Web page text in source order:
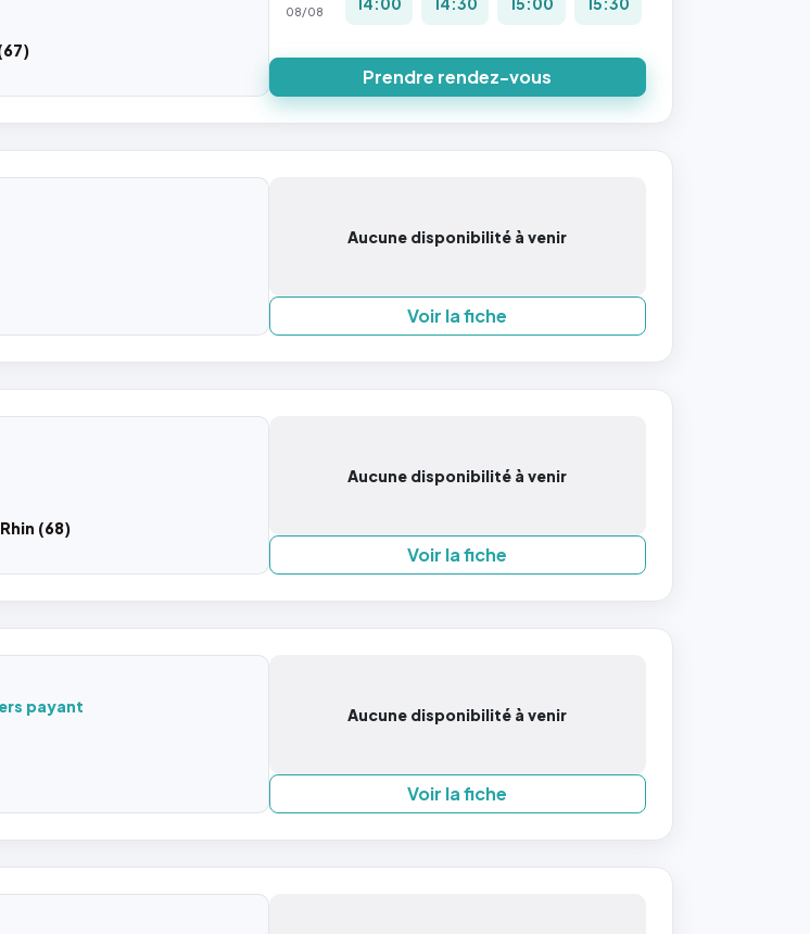
08/08
Prendre rendez-vous
Aucune disponibilité à venir
Voir la fiche
(68)
Aucune disponibilité à venir
Voir la fiche
payant
Aucune disponibilité à venir
Voir la fiche